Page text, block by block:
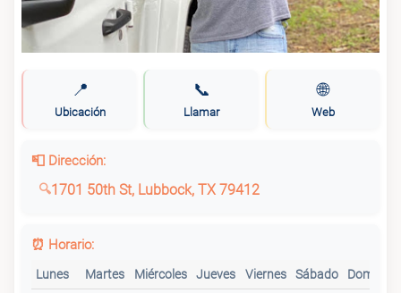
📍
Ubicación
📞
Llamar
🌐
Web
📮 Dirección:
1701 50th St, Lubbock, TX 79412
⏰ Horario:
Lunes Martes Miércoles Jueves Viernes Sábado Domingo